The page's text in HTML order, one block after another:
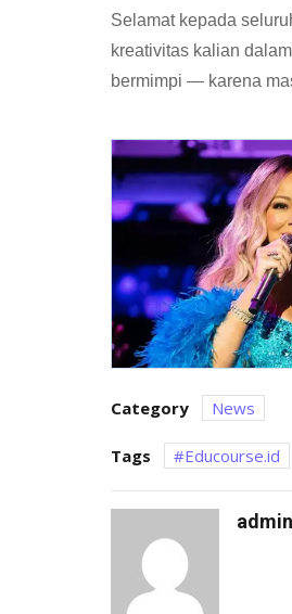
Selamat kepada
kreativitas kalian
bermimpi — karena
Category News
Tags Educourse.id
admin